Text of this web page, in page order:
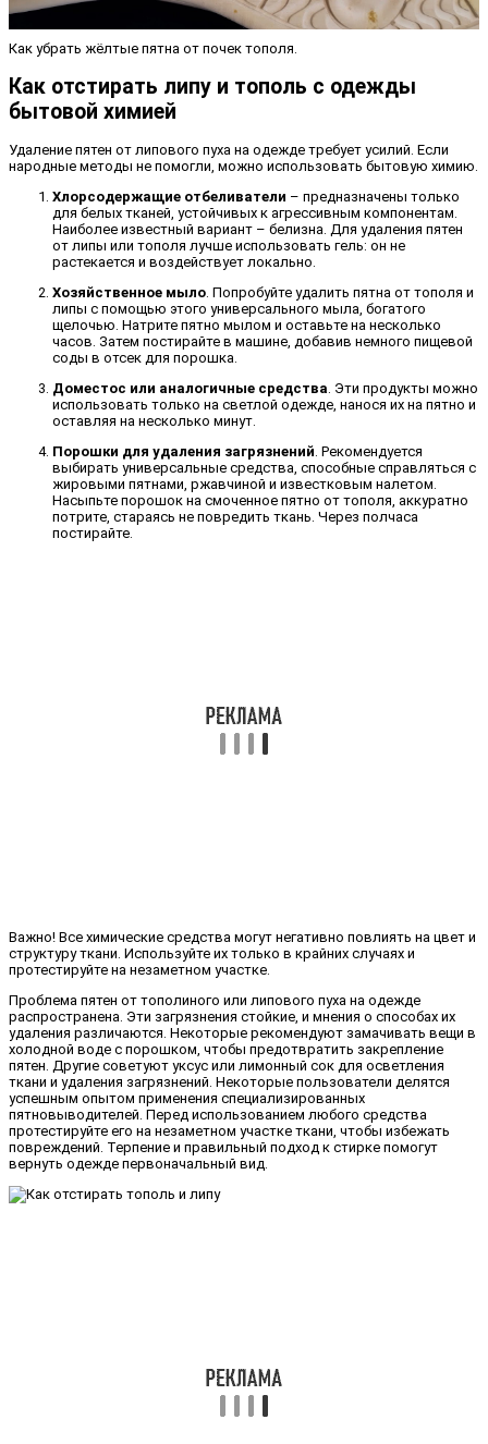
Как убрать жёлтые пятна от почек тополя.
Как отстирать липу и тополь с одежды
бытовой химией
Удаление пятен от липового пуха на одежде требует усилий. Если
народные методы не помогли, можно использовать бытовую химию.
Хлорсодержащие отбеливатели – предназначены только
для белых тканей, устойчивых к агрессивным компонентам.
Наиболее известный вариант – белизна. Для удаления пятен
от липы или тополя лучше использовать гель: он не
растекается и воздействует локально.
Хозяйственное мыло. Попробуйте удалить пятна от тополя и
липы с помощью этого универсального мыла, богатого
щелочью. Натрите пятно мылом и оставьте на несколько
часов. Затем постирайте в машине, добавив немного пищевой
соды в отсек для порошка.
Доместос или аналогичные средства. Эти продукты можно
использовать только на светлой одежде, нанося их на пятно и
оставляя на несколько минут.
Порошки для удаления загрязнений. Рекомендуется
выбирать универсальные средства, способные справляться с
жировыми пятнами, ржавчиной и известковым налетом.
Насыпьте порошок на смоченное пятно от тополя, аккуратно
потрите, стараясь не повредить ткань. Через полчаса
постирайте.
Важно! Все химические средства могут негативно повлиять на цвет и
структуру ткани. Используйте их только в крайних случаях и
протестируйте на незаметном участке.
Проблема пятен от тополиного или липового пуха на одежде
распространена. Эти загрязнения стойкие, и мнения о способах их
удаления различаются. Некоторые рекомендуют замачивать вещи в
холодной воде с порошком, чтобы предотвратить закрепление
пятен. Другие советуют уксус или лимонный сок для осветления
ткани и удаления загрязнений. Некоторые пользователи делятся
успешным опытом применения специализированных
пятновыводителей. Перед использованием любого средства
протестируйте его на незаметном участке ткани, чтобы избежать
повреждений. Терпение и правильный подход к стирке помогут
вернуть одежде первоначальный вид.